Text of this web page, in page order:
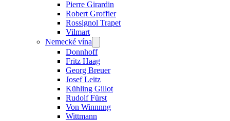
Pierre Girardin
Robert Groffier
Rossignol Trapet
Vilmart
Nemecké vína
menu
Donnhoff
Fritz Haag
Georg Breuer
Josef Leitz
Kühling Gillot
Rudolf Fürst
Von Winnnng
Wittmann